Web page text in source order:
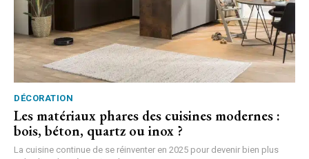
DÉCORATION
Les matériaux phares des cuisines modernes :
bois, béton, quartz ou inox ?
La cuisine continue de se réinventer en 2025 pour devenir bien plus